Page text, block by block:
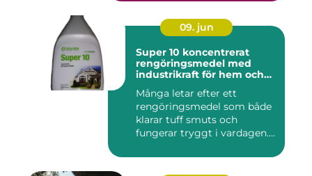
09. jun
Super 10 koncentrerat
rengöringsmedel med
industrikraft för hem och
Många letar efter ett
rengöringsmedel som både
klarar tuff smuts och
fungerar tryggt i vardagen.